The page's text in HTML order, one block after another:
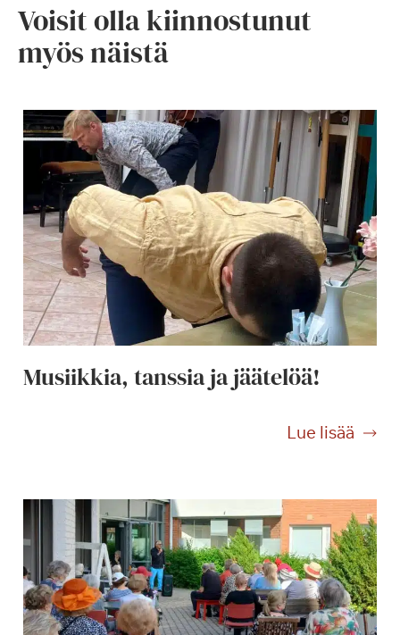
Voisit olla kiinnostunut
myös näistä
Musiikkia, tanssia ja jäätelöä!
Lue lisää
M
i
i
k
k
i
a